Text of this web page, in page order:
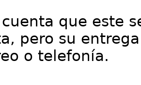
cuenta que este
pero su
o telefonía.